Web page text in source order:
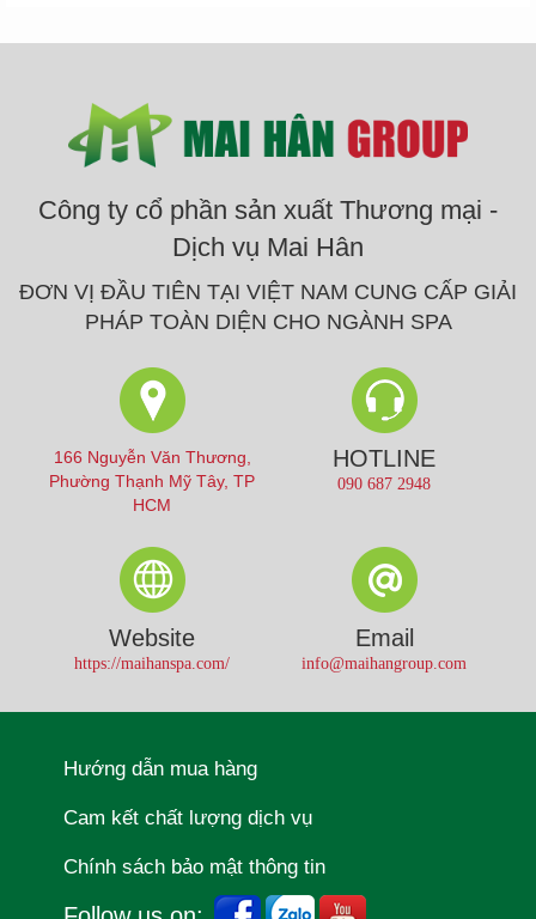
Công ty cổ phần sản xuất Thương mại -
Dịch vụ Mai Hân
ĐƠN VỊ ĐẦU TIÊN TẠI VIỆT NAM CUNG CẤP GIẢI
PHÁP TOÀN DIỆN CHO NGÀNH SPA
166 Nguyễn Văn Thương,
Phường Thạnh Mỹ Tây, TP
HCM
HOTLINE
090 687 2948
Website
https://maihanspa.com/
Email
info@maihangroup.com
Hướng dẫn mua hàng
Cam kết chất lượng dịch vụ
Chính sách bảo mật thông tin